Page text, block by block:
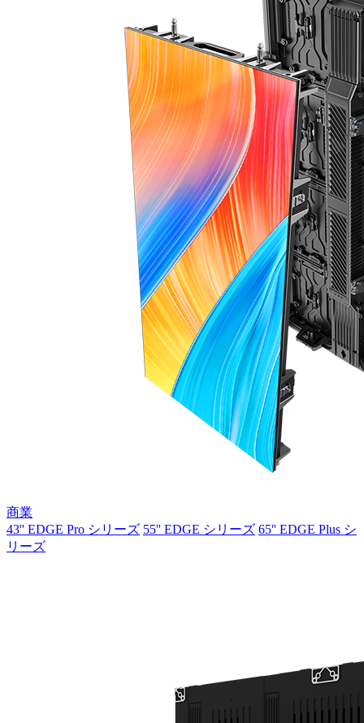
商業
43'' EDGE Pro シリーズ 55'' EDGE シリーズ 65'' EDGE Plus シ
リーズ